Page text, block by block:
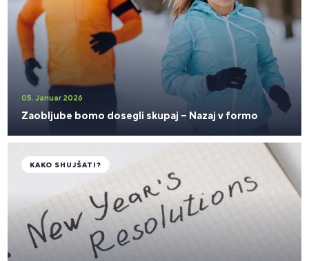
05. Januar 2026
Zaobljube bomo dosegli skupaj – Nazaj v formo
KAKO SHUJŠATI?